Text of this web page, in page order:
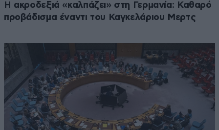
Η ακροδεξιά «καλπάζει» στη Γερμανία: Καθαρό
προβάδισμα έναντι του Καγκελάριου Μερτς